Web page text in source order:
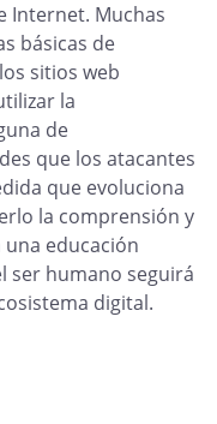
Internet. Muchas
básicas de
sitios web
la
de
que los atacantes
que evoluciona
la comprensión y
educación
ser humano seguirá
digital.